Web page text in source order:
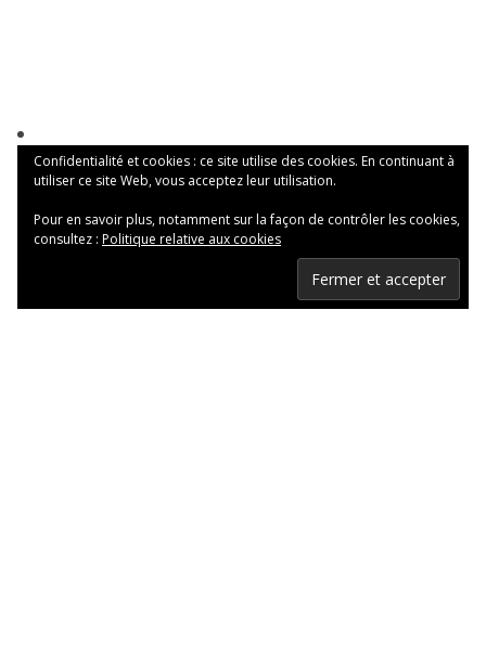
Confidentialité et cookies : ce site utilise des cookies. En continuant à
utiliser ce site Web, vous acceptez leur utilisation.
Pour en savoir plus, notamment sur la façon de contrôler les cookies,
consultez : Politique relative aux cookies